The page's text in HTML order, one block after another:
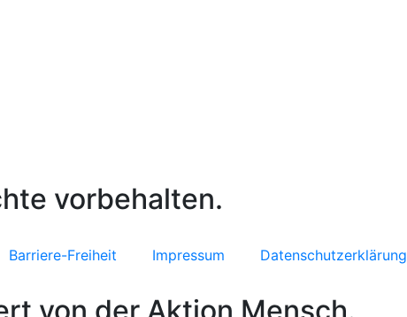
vorbehalten.
Barriere-Freiheit Impressum Datenschutzerklärung